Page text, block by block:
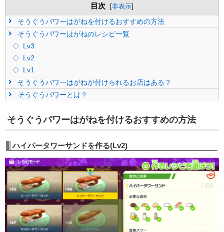
目次 [非表示]
そうぐうパワーはがねを付けるおすすめの方法
そうぐうパワーはがねのレシピ一覧
Lv3
Lv2
Lv1
そうぐうパワーはがねが付けられるお店はある？
そうぐうパワーとは？
そうぐうパワーはがねを付けるおすすめの方法
ハイパータワーサンドを作る(Lv2)